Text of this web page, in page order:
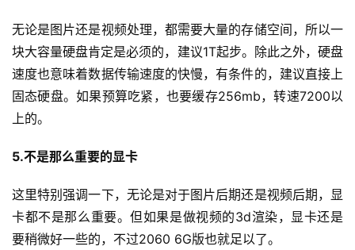
无论是图片还是视频处理，都需要大量的存储空间，所以一
块大容量硬盘肯定是必须的，建议1T起步。除此之外，硬盘
速度也意味着数据传输速度的快慢，有条件的，建议直接上
固态硬盘。如果预算吃紧，也要缓存256mb，转速7200以
上的。
5.不是那么重要的显卡
这里特别强调一下，无论是对于图片后期还是视频后期，显
卡都不是那么重要。但如果是做视频的3d渲染，显卡还是
要稍微好一些的，不过2060 6G版也就足以了。